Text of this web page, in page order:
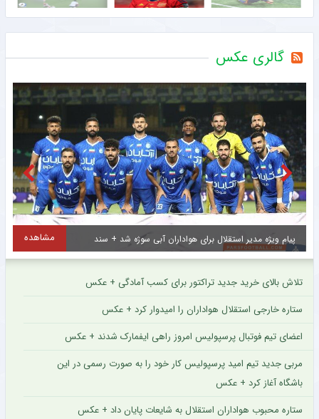
گالری عکس
پیام ویژه مدیر استقلال برای هواداران آبی سوژه شد + سند مشاهده
تلاش بالای خرید جدید تراکتور برای کسب آمادگی + عکس
ستاره خارجی استقلال هواداران را امیدوار کرد + عکس
اعضای تیم فوتبال پرسپولیس امروز راهی ایفمارک شدند + عکس
مربی جدید تیم امید پرسپولیس کار خود را به صورت رسمی در این
باشگاه آغاز کرد + عکس
ستاره محبوب هواداران استقلال به شایعات پایان داد + عکس